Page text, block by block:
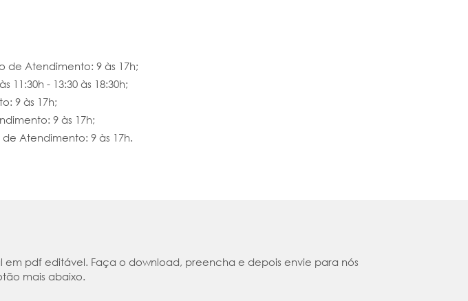
de Atendimento: 9 às 17h;
11:30h - 13:30 às 18:30h;
9 às 17h;
9 às 17h;
Atendimento: 9 às 17h.
pdf editável. Faça o download, preencha e depois envie para nós
mais abaixo.